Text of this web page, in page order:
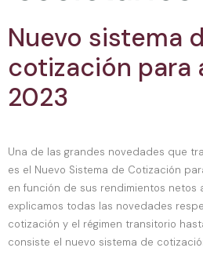
Nuevo sistema
cotización para
2023
Una de las grandes novedades que
es el Nuevo Sistema de Cotización
en función de sus rendimientos netos
explicamos todas las novedades
cotización y el régimen transitorio
consiste el nuevo sistema de